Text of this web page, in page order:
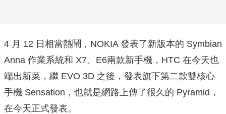
4 月 12 日相當熱鬧，NOKIA 發表了新版本的 Symbian
Anna 作業系統和 X7、E6兩款新手機，HTC 在今天也
端出新菜，繼 EVO 3D 之後，發表旗下第二款雙核心
手機 Sensation，也就是網路上傳了很久的 Pyramid，
在今天正式發表。